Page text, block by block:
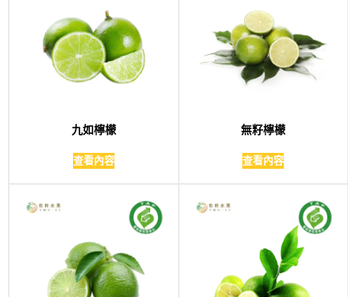
九如檸檬
查看內容
無籽檸檬
查看內容